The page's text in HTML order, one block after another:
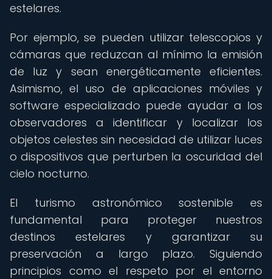
estelares.
Por ejemplo, se pueden utilizar telescopios y
cámaras que reduzcan al mínimo la emisión
de luz y sean energéticamente eficientes.
Asimismo, el uso de aplicaciones móviles y
software especializado puede ayudar a los
observadores a identificar y localizar los
objetos celestes sin necesidad de utilizar luces
o dispositivos que perturben la oscuridad del
cielo nocturno.
El turismo astronómico sostenible es
fundamental para proteger nuestros
destinos estelares y garantizar su
preservación a largo plazo. Siguiendo
principios como el respeto por el entorno